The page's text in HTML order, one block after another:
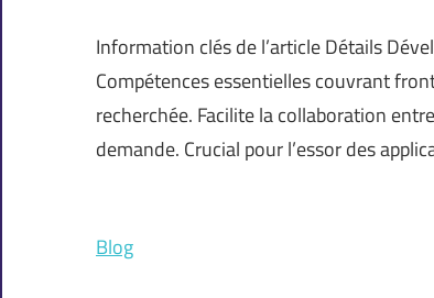
Information clés de l’article Détails
Compétences essentielles couvrant
recherchée. Facilite la collaboration
demande. Crucial pour l’essor des
Blog